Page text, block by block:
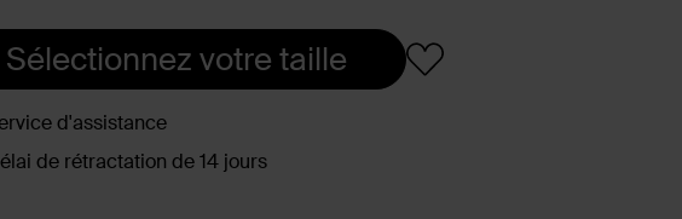
Sélectionnez votre taille
d'assistance
de rétractation de 14 jours